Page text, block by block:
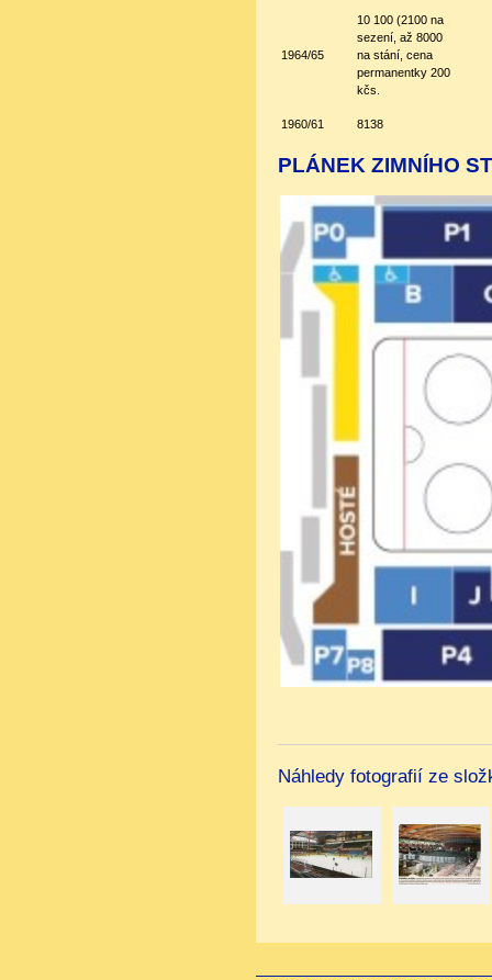
1964/65
10 100 (2100 na
sezení, až 8000
na stání, cena
permanentky 200
kčs.
1960/61 8138
PLÁNEK ZIMNÍHO
Náhledy fotografií ze